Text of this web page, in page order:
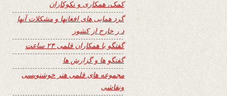
کمک، همکاری و نکوکاران
گرد همایی های افغانها و مشکلات آنها
د ر خارج از کشور
گفتگو با همکاران قلمی ۲۴ ساعت
گفتگو ها و گزارش ها
مجموعه های قلمی هنر خوشنویسی
ونقاشی